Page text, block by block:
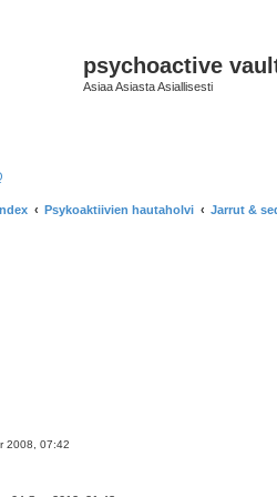
psychoactive
Asiaa Asiasta Asiallisesti
Psykoaktiivien hautaholvi Jarrut &
2008, 07:42